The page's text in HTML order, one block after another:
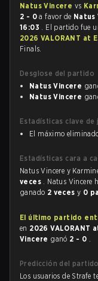
Natus Vincere vs
2 - 0 a favor de
16:03 . El partido fue
2026 VALORANT at
Finals.
Desglose del partido
Natus Vincere
Natus Vincere
Estadísticas clave de
El máximo
Estadísticas cara a
Natus Vincere y
veces . Natus Vincere
ganado 2 vecesy 0
El último partido
en 2026 VALORANT
Vincere ganó 2 - 0 .
Predicción del partido
Los usuarios de Strafe